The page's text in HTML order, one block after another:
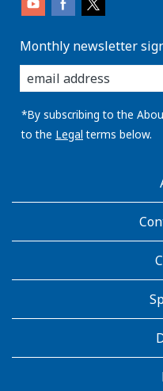
Monthly newsletter
enter
you
email
address:
*By subscribing to the
to the Legal terms below.